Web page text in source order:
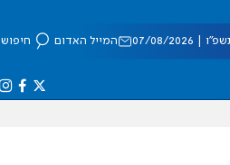
08/2026 המייל האדום חיפוש